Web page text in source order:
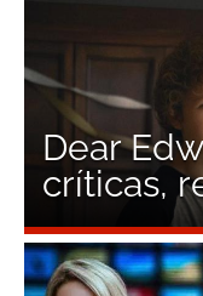
Dear
críticas,